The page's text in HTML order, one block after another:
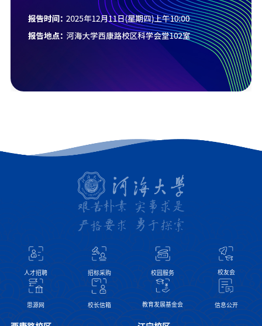
人才招聘 招标采购 校园服务 校友会
思源网 校长信箱 教育发展基金会 信息公开